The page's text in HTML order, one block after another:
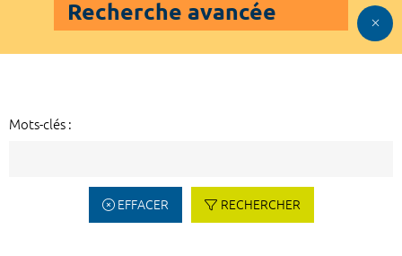
Recherche avancée
Mots-clés :
EFFACER RECHERCHER